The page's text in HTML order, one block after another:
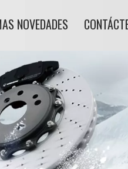
NOVEDADES